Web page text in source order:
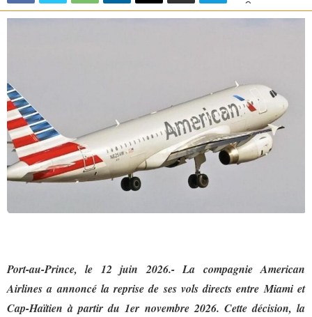
Port-au-Prince, le 12 juin 2026.- La compagnie American
Airlines a annoncé la reprise de ses vols directs entre Miami et
Cap-Haïtien à partir du 1er novembre 2026. Cette décision, la